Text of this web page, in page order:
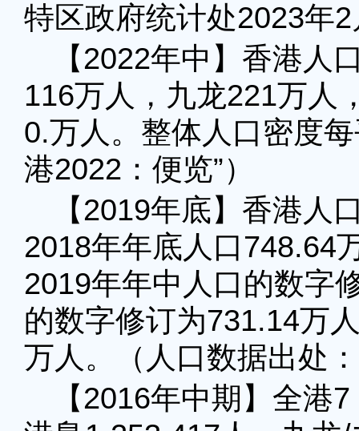
特区政府统计处2023年
【2022年中】香港人
116万人，九龙221万人
0.万人。整体人口密度
港2022：便览”）
【2019年底】香港人
2018年年底人口748.64
2019年年中人口的数字
的数字修订为731.14万
万人。（人口数据出处
【2016年中期】全港